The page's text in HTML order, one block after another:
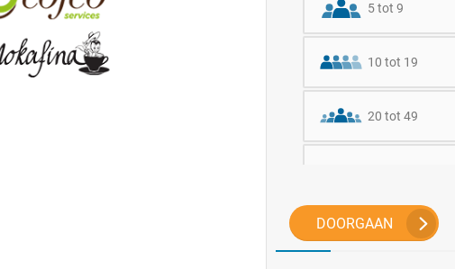
5 tot 9
10 tot 19
20 tot 49
Meer dan 100
DOORGAAN